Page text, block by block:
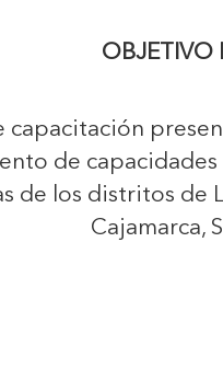
OBJETIVO
capacitación
de
de los distritos de
Cajamarca,